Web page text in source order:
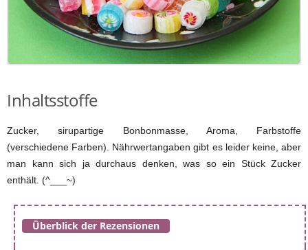
Inhaltsstoffe
Zucker, sirupartige Bonbonmasse, Aroma, Farbstoffe
(verschiedene Farben). Nährwertangaben gibt es leider keine, aber
man kann sich ja durchaus denken, was so ein Stück Zucker
enthält. (^___~)
Überblick der Rezensionen